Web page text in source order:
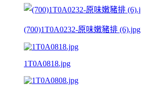
(700)1T0A0232-原味嫩豬排 (6).jpg
1T0A0818.jpg